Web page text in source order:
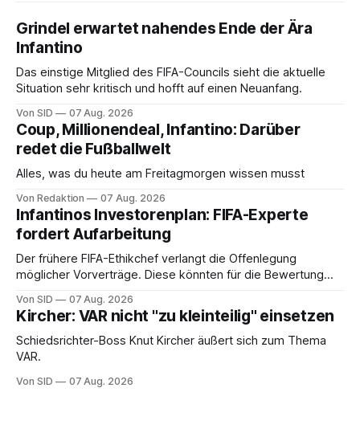
Grindel erwartet nahendes Ende der Ära
Infantino
Das einstige Mitglied des FIFA-Councils sieht die aktuelle
Situation sehr kritisch und hofft auf einen Neuanfang.
Von SID 07 Aug. 2026
Coup, Millionendeal, Infantino: Darüber
redet die Fußballwelt
Alles, was du heute am Freitagmorgen wissen musst
Von Redaktion 07 Aug. 2026
Infantinos Investorenplan: FIFA-Experte
fordert Aufarbeitung
Der frühere FIFA-Ethikchef verlangt die Offenlegung
möglicher Vorverträge. Diese könnten für die Bewertung
Von SID 07 Aug. 2026
Kircher: VAR nicht "zu kleinteilig" einsetzen
Schiedsrichter-Boss Knut Kircher äußert sich zum Thema
VAR.
Von SID 07 Aug. 2026